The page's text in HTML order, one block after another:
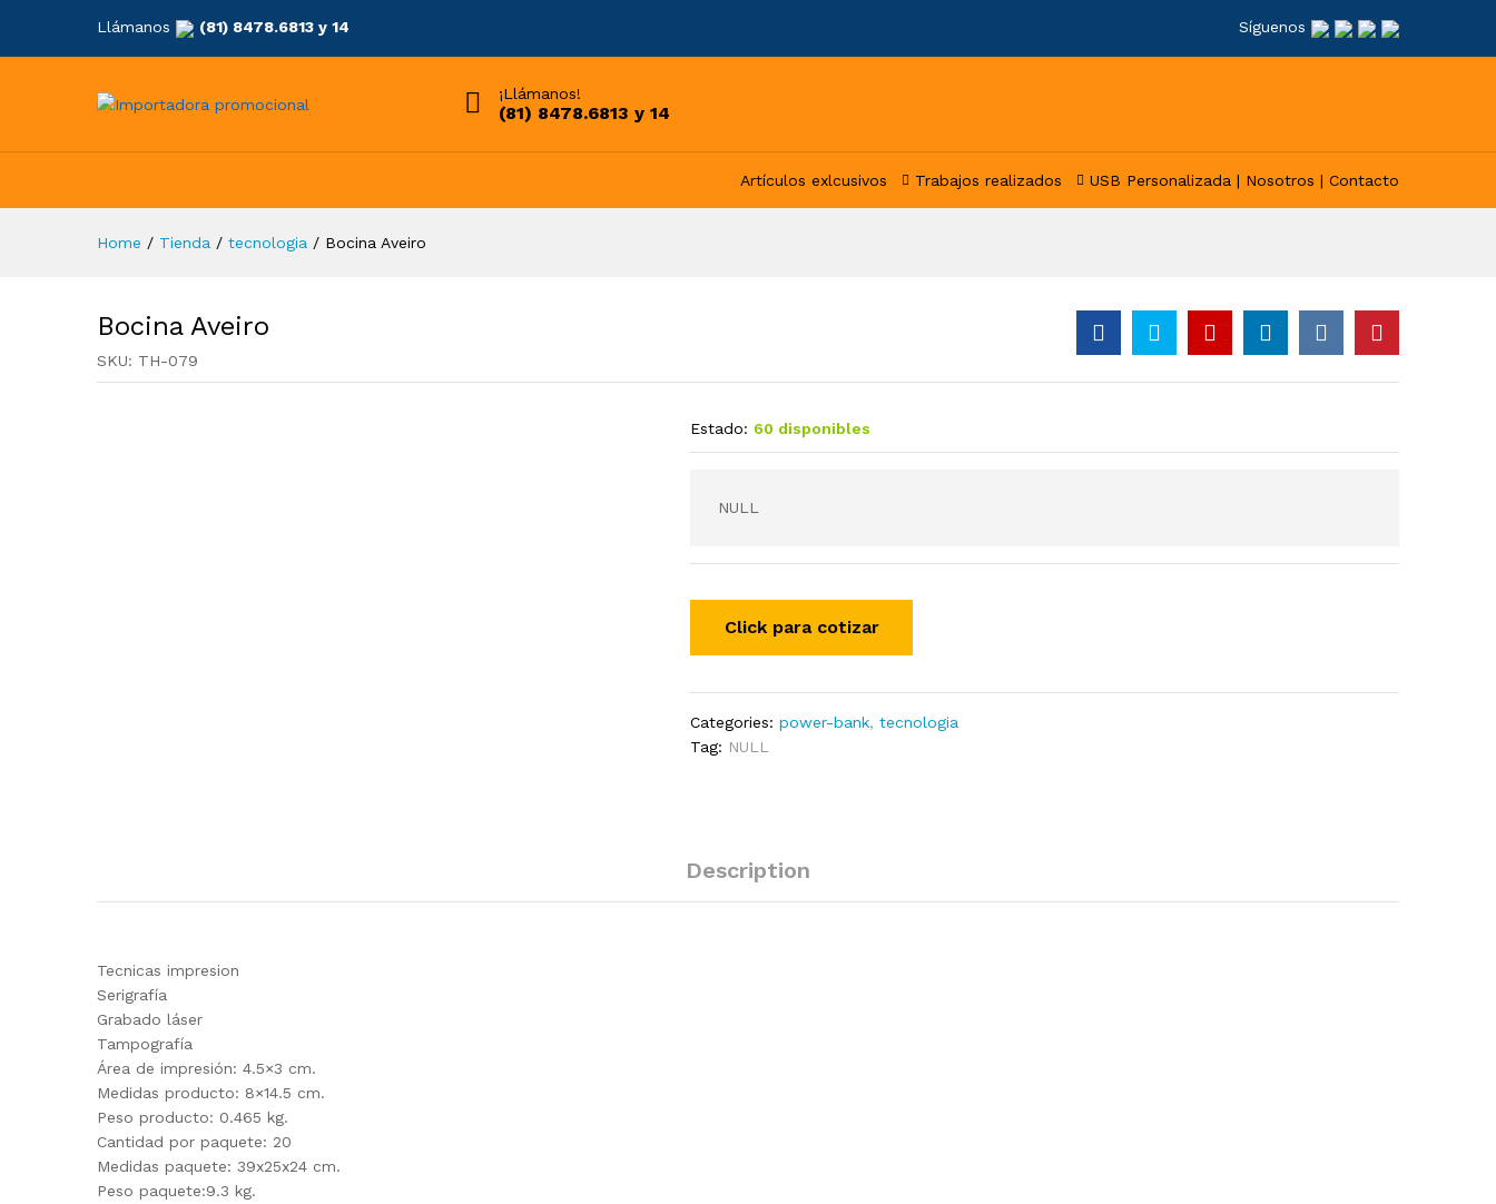
Llámanos (81) 8478.6813 y 14 Síguenos
¡Llámanos!
(81) 8478.6813 y 14
Artículos exlcusivos Trabajos realizados USB Personalizada | Nosotros | Contacto
Home / Tienda / tecnologia / Bocina Aveiro
Bocina Aveiro
SKU: TH-079
Estado: 60 disponibles
NULL
Categories:power-bank,tecnologia
Tag: NULL
Description
Tecnicas impresion
Serigrafía
Grabado láser
Tampografía
Área de impresión: 4.5×3 cm.
Medidas producto: 8×14.5 cm.
Peso producto: 0.465 kg.
Cantidad por paquete: 20
Medidas paquete: 39x25x24 cm.
Peso paquete:9.3 kg.